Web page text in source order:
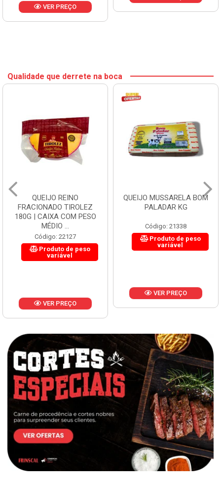
VER PREÇO
Qualidade que derrete na boca
QUEIJO REINO
FRACIONADO TIROLEZ
180G | CAIXA COM PESO
MÉDIO ...
Código: 22127
Produto de peso
variável
VER PREÇO
QUEIJO MUSSARELA BOM
PALADAR KG
Código: 21338
Produto de peso
variável
VER PREÇO